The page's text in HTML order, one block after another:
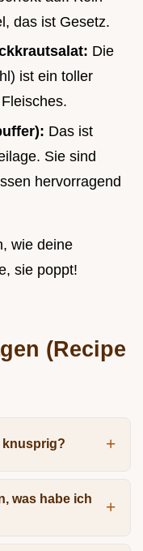
das ist Gesetz.
Die
ist ein toller
Das ist
Sie sind
hervorragend
wie deine
sie poppt!
(Recipe
knusprig?
was habe ich